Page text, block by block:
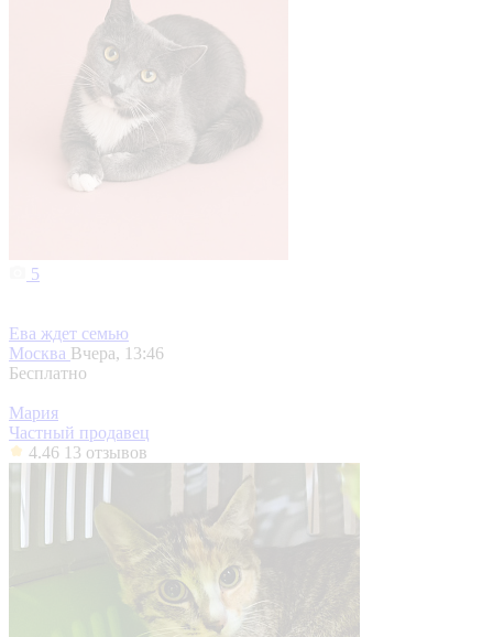
5
Ева ждет семью
Москва Вчера, 13:46
Бесплатно
Мария
Частный продавец
4.46 13 отзывов